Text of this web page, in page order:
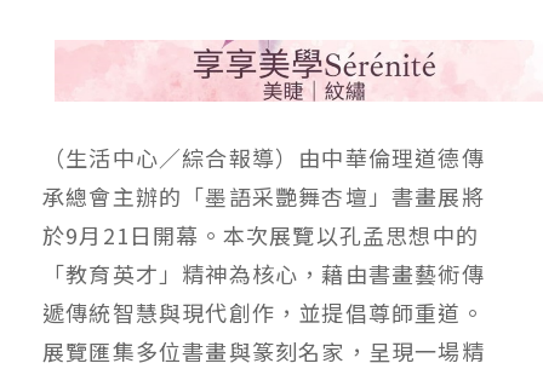
（生活中心／綜合報導）由中華倫理道德傳
承總會主辦的「墨語采艷舞杏壇」書畫展將
於9月 21日開幕。本次展覽以孔孟思想中的
「教育英才」精神為核心，藉由書畫藝術傳
遞傳統智慧與現代創作，並提倡尊師重道。
展覽匯集多位書畫與篆刻名家，呈現一場精